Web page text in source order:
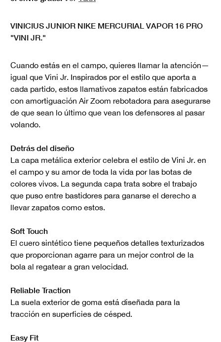
VINICIUS JUNIOR NIKE MERCURIAL VAPOR 16 PRO
"VINI JR."
Cuando estás en el campo, quieres llamar la atención—
igual que Vini Jr. Inspirados por el estilo que aporta a
cada partido, estos llamativos zapatos están fabricados
con amortiguación Air Zoom rebotadora para asegurarse
de que sean lo último que vean los defensores al pasar
volando.
Detrás del diseño
La capa metálica exterior celebra el estilo de Vini Jr. en
el campo y su amor de toda la vida por las botas de
colores vivos. La segunda capa trata sobre el trabajo
que puso entre bastidores para ganarse el derecho a
llevar zapatos como estos.
Soft Touch
El cuero sintético tiene pequeños detalles texturizados
que proporcionan agarre para un mejor control de la
bola al regatear a gran velocidad.
Reliable Traction
La suela exterior de goma está diseñada para la
tracción en superficies de césped.
Easy Fit